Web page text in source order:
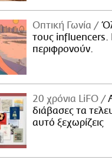
Οπτική Γωνία
τους influencers.
περιφρονούν.
20 χρόνια LiFO
διάβασες τα
αυτό ξεχωρίζεις